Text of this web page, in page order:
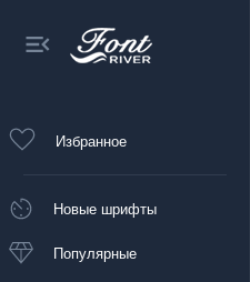
Избранное
Новые шрифты
Популярные